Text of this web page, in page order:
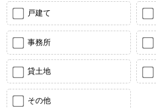
戸建て
事務所
貸土地
その他